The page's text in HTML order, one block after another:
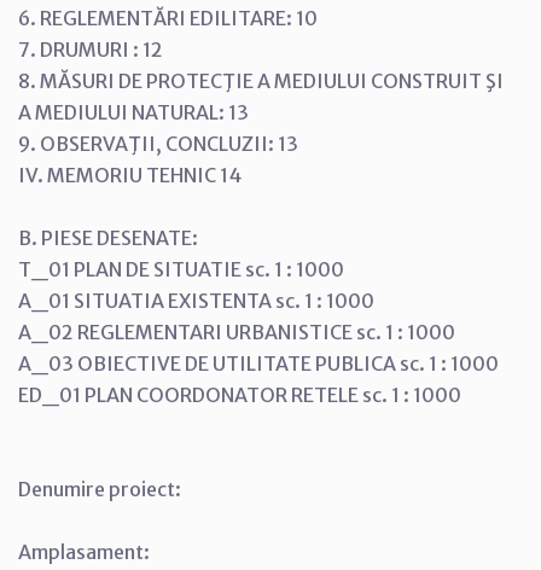
6. REGLEMENTĂRI EDILITARE: 10
7. DRUMURI : 12
8. MĂSURI DE PROTECŢIE A MEDIULUI CONSTRUIT ŞI
A MEDIULUI NATURAL: 13
9. OBSERVAŢII, CONCLUZII: 13
IV. MEMORIU TEHNIC 14
B. PIESE DESENATE:
T_01 PLAN DE SITUATIE sc. 1 : 1000
A_01 SITUATIA EXISTENTA sc. 1 : 1000
A_02 REGLEMENTARI URBANISTICE sc. 1 : 1000
A_03 OBIECTIVE DE UTILITATE PUBLICA sc. 1 : 1000
ED_01 PLAN COORDONATOR RETELE sc. 1 : 1000
Denumire proiect:
Amplasament: